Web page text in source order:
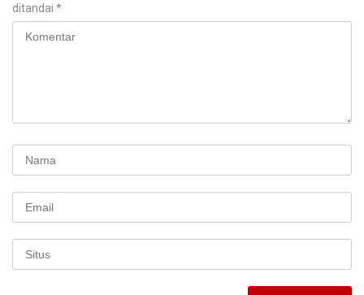
ditandai *